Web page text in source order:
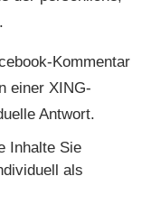
Kommentar
einer XING-
Antwort.
Inhalte Sie
als